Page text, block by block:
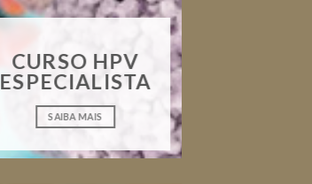
CURSO HPV
ESPECIALISTA
SAIBA MAIS